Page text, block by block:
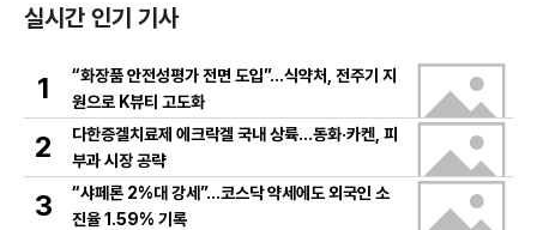
실시간 인기 기사
1
“화장품 안전성평가 전면 도입”…식약처, 전주기 지
원으로 K뷰티 고도화
2
다한증겔치료제 에크락겔 국내 상륙…동화·카켄, 피
부과 시장 공략
3
“샤페론 2%대 강세”…코스닥 약세에도 외국인 소
진율 1.59% 기록